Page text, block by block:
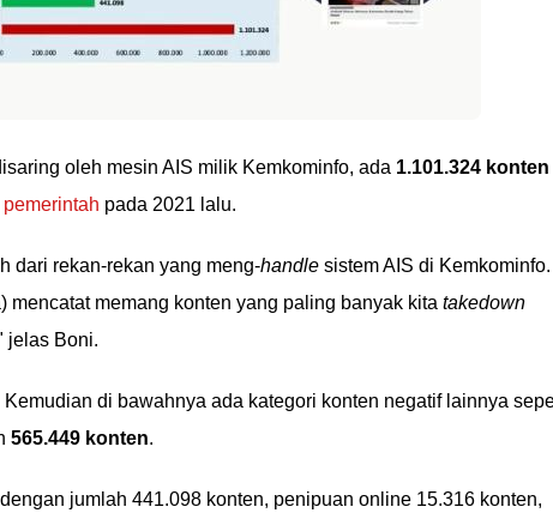
oleh mesin AIS milik Kemkominfo, ada 1.101.324 konten
pada 2021 lalu.
dari rekan-rekan yang meng-handle sistem AIS di Kemkominfo.
mencatat memang konten yang paling banyak kita takedown
jelas Boni.
di bawahnya ada kategori konten negatif lainnya
565.449 konten.
dengan jumlah 441.098 konten, penipuan online 15.316 konten,